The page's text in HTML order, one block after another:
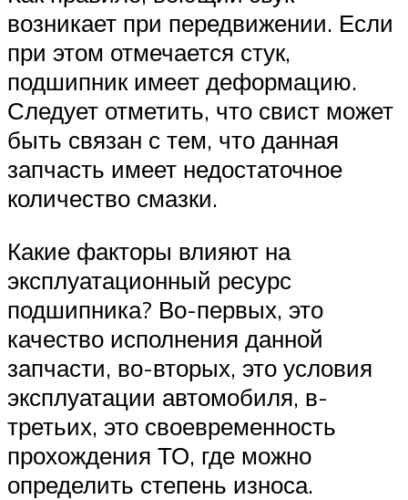
возникает при передвижении. Если
при этом отмечается стук,
подшипник имеет деформацию.
Следует отметить, что свист может
быть связан с тем, что данная
запчасть имеет недостаточное
количество смазки.
Какие факторы влияют на
эксплуатационный ресурс
подшипника? Во-первых, это
качество исполнения данной
запчасти, во-вторых, это условия
эксплуатации автомобиля, в-
третьих, это своевременность
прохождения ТО, где можно
определить степень износа.